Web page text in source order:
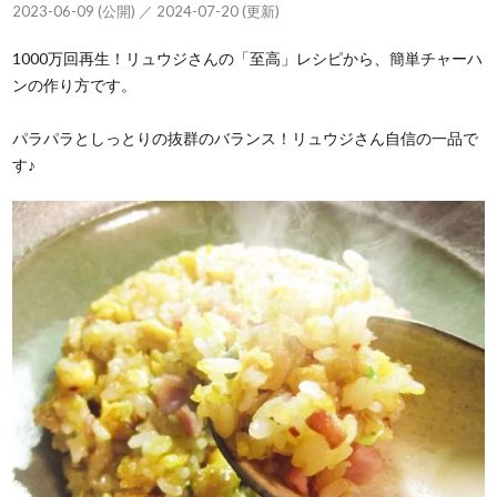
2023-06-09 (公開) ／ 2024-07-20 (更新)
1000万回再生！リュウジさんの「至高」レシピから、簡単チャーハ
ンの作り方です。
パラパラとしっとりの抜群のバランス！リュウジさん自信の一品で
す♪